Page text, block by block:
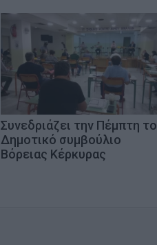
Συνεδριάζει την Πέμπτη το
Δημοτικό συμβούλιο
Βόρειας Κέρκυρας